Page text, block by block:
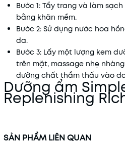
Bước 1: Tẩy trang và làm
bằng khăn mềm.
Bước 2: Sử dụng nước hoa
da.
Bước 3: Lấy một lượng kem
trên mặt, massage nhẹ
dưỡng chất thẩm thấu vào
Dưỡng ẩm
Replenishing
SẢN PHẨM LIÊN QUAN